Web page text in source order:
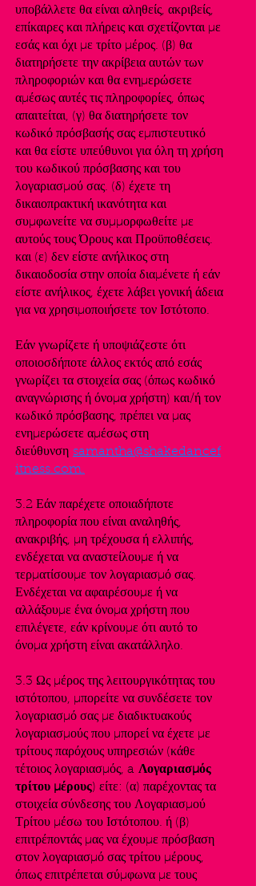
υποβάλλετε θα είναι αληθείς, ακριβείς,
επίκαιρες και πλήρεις και σχετίζονται με
εσάς και όχι με τρίτο μέρος. (β) θα
διατηρήσετε την ακρίβεια αυτών των
πληροφοριών και θα ενημερώσετε
αμέσως αυτές τις πληροφορίες, όπως
απαιτείται, (γ) θα διατηρήσετε τον
κωδικό πρόσβασής σας εμπιστευτικό
και θα είστε υπεύθυνοι για όλη τη χρήση
του κωδικού πρόσβασης και του
λογαριασμού σας. (δ) έχετε τη
δικαιοπρακτική ικανότητα και
συμφωνείτε να συμμορφωθείτε με
αυτούς τους Όρους και Προϋποθέσεις.
και (ε) δεν είστε ανήλικος στη
δικαιοδοσία στην οποία διαμένετε ή εάν
είστε ανήλικος, έχετε λάβει γονική άδεια
για να χρησιμοποιήσετε τον Ιστότοπο.
Εάν γνωρίζετε ή υποψιάζεστε ότι
οποιοσδήποτε άλλος εκτός από εσάς
γνωρίζει τα στοιχεία σας (όπως κωδικό
αναγνώρισης ή όνομα χρήστη) και/ή τον
κωδικό πρόσβασης, πρέπει να μας
ενημερώσετε αμέσως στη
διεύθυνση samantha@shakedancef
itness.com.
3.2 Εάν παρέχετε οποιαδήποτε
πληροφορία που είναι αναληθής,
ανακριβής, μη τρέχουσα ή ελλιπής,
ενδέχεται να αναστείλουμε ή να
τερματίσουμε τον λογαριασμό σας.
Ενδέχεται να αφαιρέσουμε ή να
αλλάξουμε ένα όνομα χρήστη που
επιλέγετε, εάν κρίνουμε ότι αυτό το
όνομα χρήστη είναι ακατάλληλο.
3.3 Ως μέρος της λειτουργικότητας του
ιστότοπου, μπορείτε να συνδέσετε τον
λογαριασμό σας με διαδικτυακούς
λογαριασμούς που μπορεί να έχετε με
τρίτους παρόχους υπηρεσιών (κάθε
τέτοιος λογαριασμός, a Λογαριασμός
τρίτου μέρους) είτε: (α) παρέχοντας τα
στοιχεία σύνδεσης του Λογαριασμού
Τρίτου μέσω του Ιστότοπου. ή (β)
επιτρέποντάς μας να έχουμε πρόσβαση
στον λογαριασμό σας τρίτου μέρους,
όπως επιτρέπεται σύμφωνα με τους